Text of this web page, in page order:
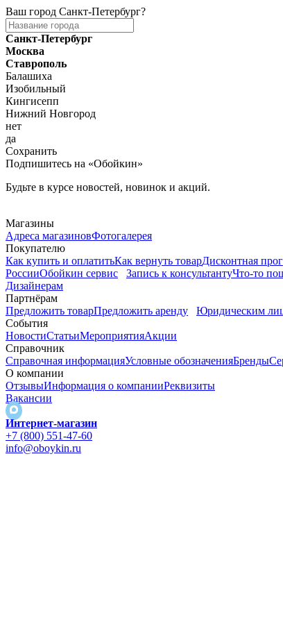
Ваш город Санкт-Петербург?
Санкт-Петербург
Москва
Ставрополь
Балашиха
Изобильный
Кингисепп
Нижний Новгород
нет
да
Сохранить
Подпишитесь на «Обойкин»
Будьте в курсе новостей, новинок и акций.
Магазины
Адреса магазиновФотогалерея
Покупателю
Как купить и оплатитьКак вернуть товарДисконтная
РоссииОбойкин сервис Запись к консультантуЧто-то
Дизайнерам
Партнёрам
Предложить товарПредложить аренду Юридическим
События
НовостиСтатьиМероприятияАкции
Справочник
Справочная информацияУсловные обозначенияБренды
О компании
ОтзывыИнформация о компанииРеквизиты
Вакансии
Интернет-магазин
+7 (800) 551-47-60
info@oboykin.ru